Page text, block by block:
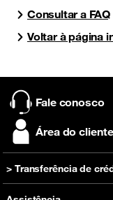
Consultar a FAQ
Voltar à página
> Transferência de
Recarregar
Fale conosco
Área do cliente